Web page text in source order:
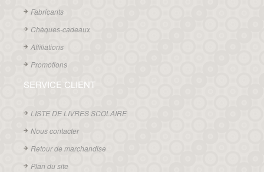
Fabricants
Chèques-cadeaux
Affiliations
Promotions
SERVICE CLIENT
LISTE DE LIVRES SCOLAIRE
Nous contacter
Retour de marchandise
Plan du site